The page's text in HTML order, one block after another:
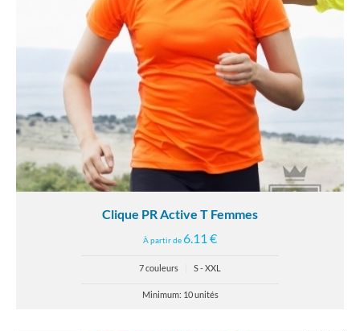
Clique PR Active T Femmes
À partir de6.11 €
7 couleurs S - XXL
Minimum: 10 unités